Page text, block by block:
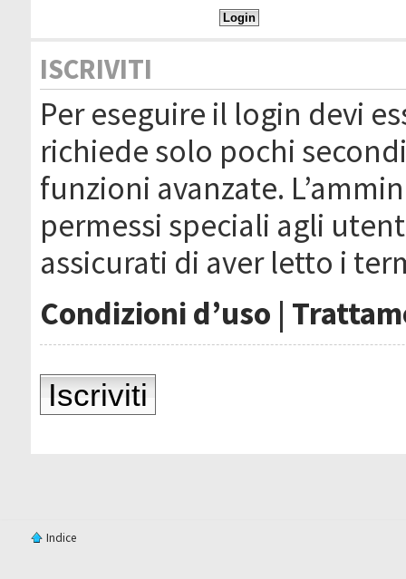
ISCRIVITI
Per eseguire il login devi
richiede solo pochi
funzioni avanzate.
permessi speciali agli
assicurati di aver letto i
Condizioni d’uso |
Iscriviti
Indice